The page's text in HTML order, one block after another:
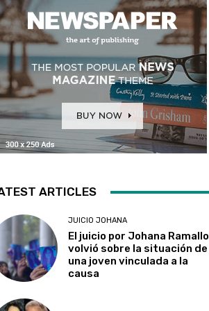
ARTICLES
JUICIO JOHANA
El juicio por Johana Ramallo
volvió sobre la situación de
una joven vinculada a la
causa